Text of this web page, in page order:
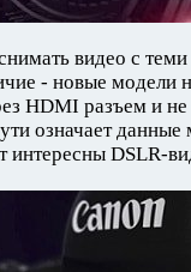
видео с
- новые
HDMI разъем и
означает
интересны DSLR-